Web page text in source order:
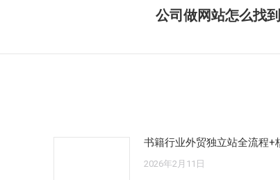
的
公司做网站怎么找
书籍行业外贸独立站全流程+
2026年2月11日